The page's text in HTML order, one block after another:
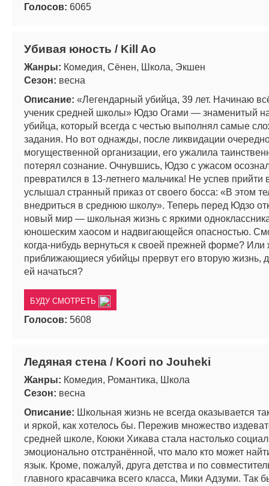
Голосов: 6065
Убивая юность / Kill Ao
Жанры: Комедия, Сёнен, Школа, Экшен
Сезон: весна
Описание: «Легендарный убийца, 39 лет. Начинаю
ученик средней школы» Юдзо Огами — знаменитый
убийца, который всегда с честью выполнял самые
задания. Но вот однажды, после ликвидации
могущественной организации, его ужалила
потерял сознание. Очнувшись, Юдзо с ужасом
превратился в 13-летнего мальчика! Не успев прийти
услышал странный приказ от своего босса: «В этом
внедриться в среднюю школу». Теперь перед Юдзо
новый мир — школьная жизнь с яркими
юношеским хаосом и надвигающейся опасностью.
когда-нибудь вернуться к своей прежней форме? Или
приближающиеся убийцы прервут его вторую жизнь,
ей начаться?
БУДУ СМОТРЕТЬ
Голосов: 5608
Ледяная стена / Koori no Jouheki
Жанры: Комедия, Романтика, Школа
Сезон: весна
Описание: Школьная жизнь не всегда оказывается
и яркой, как хотелось бы. Пережив множество
средней школе, Коюки Хикава стала настолько
эмоционально отстранённой, что мало кто может
язык. Кроме, пожалуй, друга детства и по
главного красавчика всего класса, Мики Адзуми. Так